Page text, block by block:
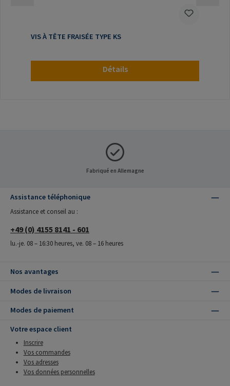
VIS À TÊTE FRAISÉE TYPE KS
Détails
Fabriqué en Allemagne
Assistance téléphonique
Assistance et conseil au :
+49 (0) 4155 8141 - 601
lu.-je. 08 – 16:30 heures, ve. 08 – 16 heures
Nos avantages
Modes de livraison
Modes de paiement
Votre espace client
Inscrire
Vos commandes
Vos adresses
Vos données personnelles